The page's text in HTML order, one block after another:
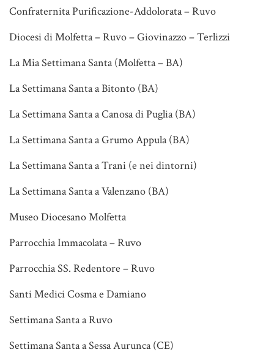
Confraternita Purificazione-Addolorata – Ruvo
Diocesi di Molfetta – Ruvo – Giovinazzo – Terlizzi
La Mia Settimana Santa (Molfetta – BA)
La Settimana Santa a Bitonto (BA)
La Settimana Santa a Canosa di Puglia (BA)
La Settimana Santa a Grumo Appula (BA)
La Settimana Santa a Trani (e nei dintorni)
La Settimana Santa a Valenzano (BA)
Museo Diocesano Molfetta
Parrocchia Immacolata – Ruvo
Parrocchia SS. Redentore – Ruvo
Santi Medici Cosma e Damiano
Settimana Santa a Ruvo
Settimana Santa a Sessa Aurunca (CE)